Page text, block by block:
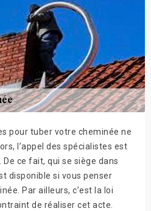
pour tuber votre cheminée ne
l’appel des spécialistes est
ce fait, qui se siège dans
disponible si vous penser
Par ailleurs, c’est la loi
de réaliser cet acte.